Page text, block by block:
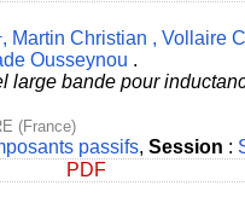
, Martin Christian , Vollaire
Ousseynou .
large bande pour
(France)
passifs, Session :
PDF